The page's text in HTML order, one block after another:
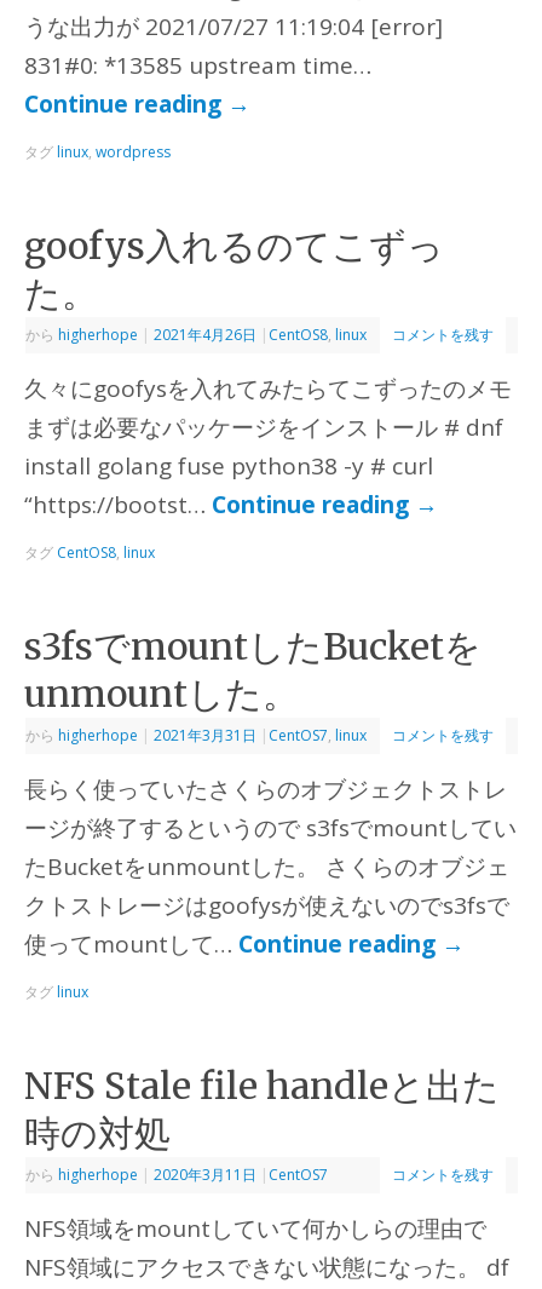
うな出力が 2021/07/27 11:19:04 [error]
831#0: *13585 upstream time…
Continue reading →
タグ linux,wordpress
goofys入れるのてこずっ
た。
から higherhope | 2021年4月26日 | CentOS8, linux コメントを残す
久々にgoofysを入れてみたらてこずったのメモ
まずは必要なパッケージをインストール # dnf
install golang fuse python38 -y # curl
“https://bootst… Continue reading →
タグ CentOS8, linux
s3fsでmountしたBucketを
unmountした。
から higherhope | 2021年3月31日 | CentOS7, linux コメントを残す
長らく使っていたさくらのオブジェクトストレ
ージが終了するというので s3fsでmountしてい
たBucketをunmountした。 さくらのオブジェ
クトストレージはgoofysが使えないのでs3fsで
使ってmountして… Continue reading →
タグ linux
NFS Stale file handleと出た
時の対処
から higherhope | 2020年3月11日 | CentOS7 コメントを残す
NFS領域をmountしていて何かしらの理由で
NFS領域にアクセスできない状態になった。 df